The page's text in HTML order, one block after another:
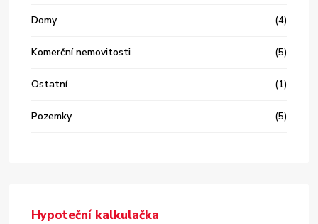
Domy (4)
Komerční nemovitosti (5)
Ostatní (1)
Pozemky (5)
Hypoteční kalkulačka